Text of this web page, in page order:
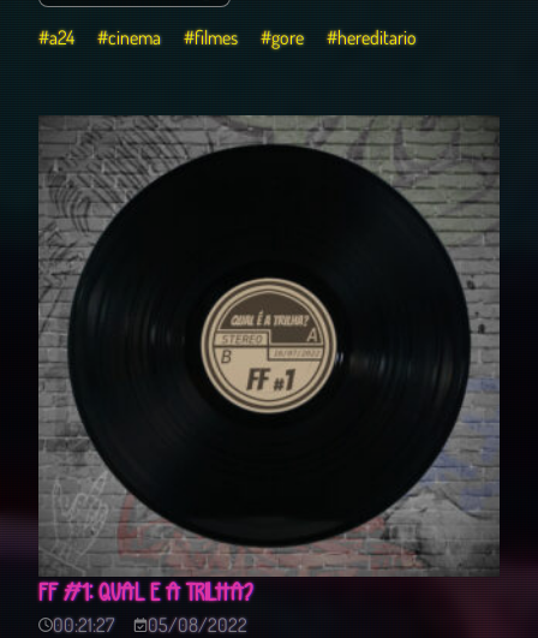
#a24 #cinema #filmes #gore #hereditario
FF #1: QUAL É A TRILHA?
00:21:27
05/08/2022